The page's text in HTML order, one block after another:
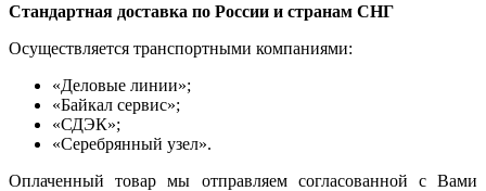
Стандартная доставка по России и странам СНГ
Осуществляется транспортными компаниями:
«Деловые линии»;
«Байкал сервис»;
«СДЭК»;
«Серебрянный узел».
Оплаченный товар мы отправляем согласованной с Вами